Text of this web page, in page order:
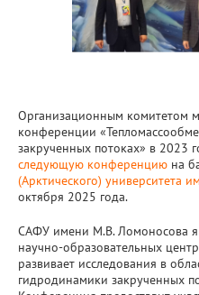
Организационным комитетом
конференции
закрученных потоках» в 2023
следующую конференцию на
(Арктического) университета
октября 2025 года.
САФУ имени М.В. Ломоносова
научно-образовательных
развивает исследования в
гидродинамики закрученных